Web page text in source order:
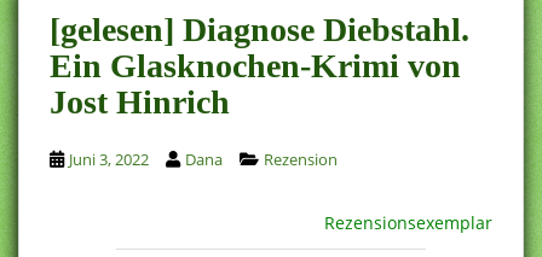
n
c
o
n
t
e
n
t
[gelesen] Diagnose Diebstahl.
Ein Glasknochen-Krimi von
Jost Hinrich
Juni 3, 2022 Dana Rezension
Rezensionsexemplar